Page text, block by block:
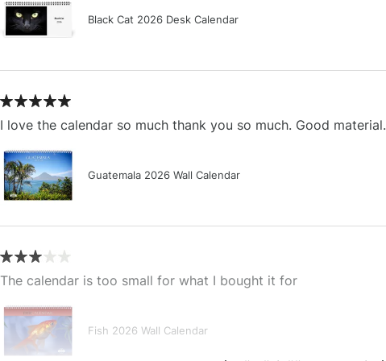
Black Cat 2026 Desk Calendar
I love the calendar so much thank you so much. Good material.
Guatemala 2026 Wall Calendar
The calendar is too small for what I bought it for
Fish 2026 Wall Calendar